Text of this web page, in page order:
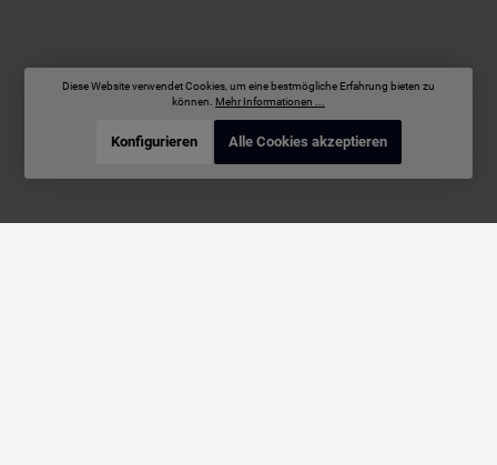
Diese Website verwendet Cookies, um eine bestmögliche Erfahrung bieten zu
können. Mehr Informationen ...
Konfigurieren Alle Cookies akzeptieren